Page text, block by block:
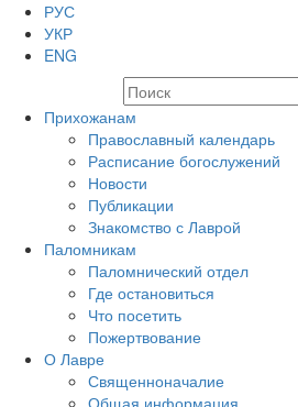
РУС
УКР
ENG
Прихожанам
Православный календарь
Расписание богослужений
Новости
Публикации
Знакомство с Лаврой
Паломникам
Паломнический отдел
Где остановиться
Что посетить
Пожертвование
О Лавре
Священноначалие
Общая информация